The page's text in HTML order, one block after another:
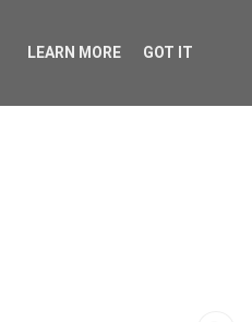
LEARN MORE GOT IT